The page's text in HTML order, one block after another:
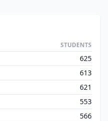
STUDENTS
625
613
621
553
566